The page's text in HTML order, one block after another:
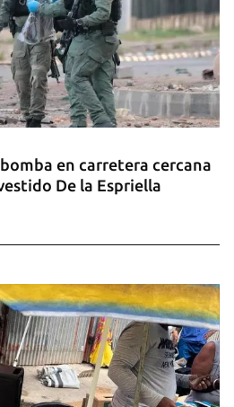
en carretera cercana
De la Espriella